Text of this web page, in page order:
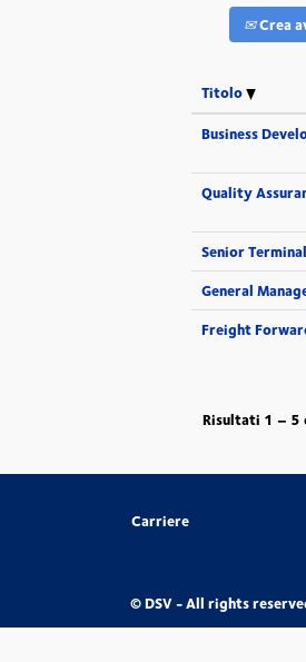
Crea
Titolo
Business
Quality
Senior
General
Freight
Risultati 1 – 5
Carriere
© DSV - All rights